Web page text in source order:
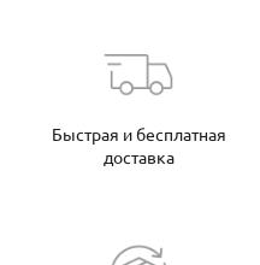
Быстрая и бесплатная
доставка